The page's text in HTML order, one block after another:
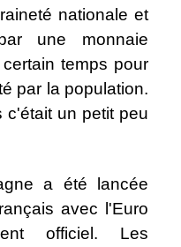
nationale et
une monnaie
temps pour
par la population.
c'était un petit peu
a été lancée
avec l'Euro
officiel. Les